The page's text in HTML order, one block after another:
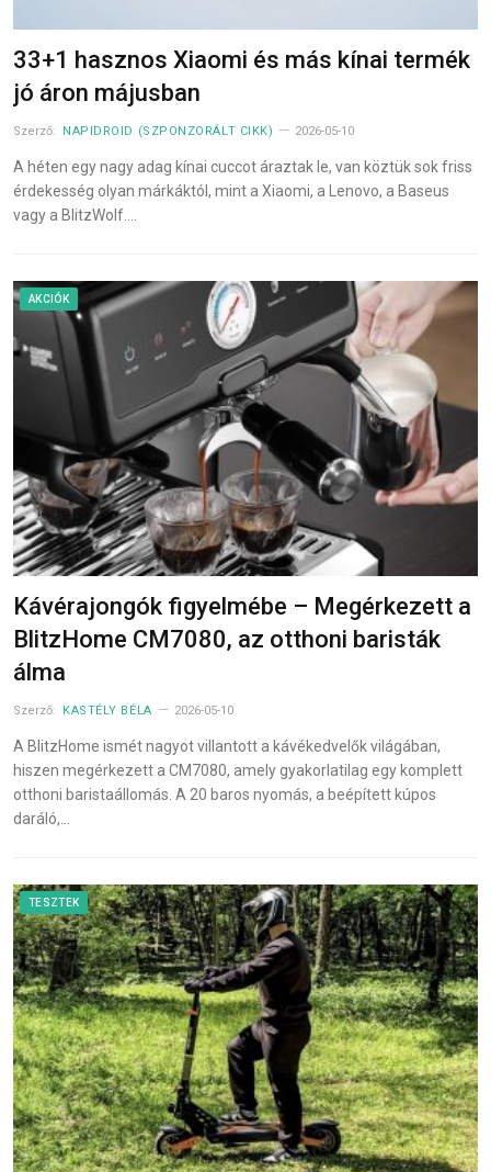
33+1 hasznos Xiaomi és más kínai termék
jó áron májusban
Szerző: NAPIDROID (SZPONZORÁLT CIKK) 2026-05-10
A héten egy nagy adag kínai cuccot áraztak le, van köztük sok friss
érdekesség olyan márkáktól, mint a Xiaomi, a Lenovo, a Baseus
vagy a BlitzWolf.…
AKCIÓK
Kávérajongók figyelmébe – Megérkezett a
BlitzHome CM7080, az otthoni baristák
álma
Szerző: KASTÉLY BÉLA 2026-05-10
A BlitzHome ismét nagyot villantott a kávékedvelők világában,
hiszen megérkezett a CM7080, amely gyakorlatilag egy komplett
otthoni baristaállomás. A 20 baros nyomás, a beépített kúpos
daráló,…
TESZTEK